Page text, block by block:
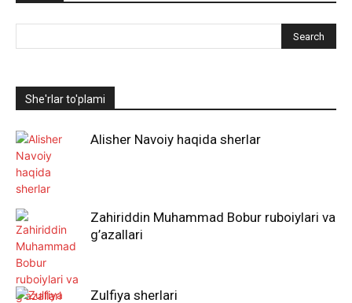
She'rlar to'plami
Alisher Navoiy haqida sherlar
Zahiriddin Muhammad Bobur ruboiylari va
g’azallari
Zulfiya sherlari